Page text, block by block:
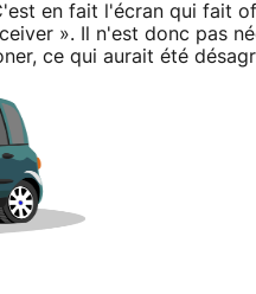
en fait l'écran qui fait
». Il n'est donc pas
ce qui aurait été